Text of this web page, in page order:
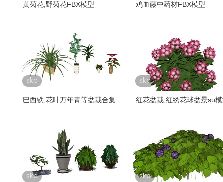
黄菊花,野菊花FBX模型 鸡血藤中药材FBX模型
skp
巴西铁,花叶万年青等盆栽合集
skp
红花盆栽,红绣花球盆景su
skp skp